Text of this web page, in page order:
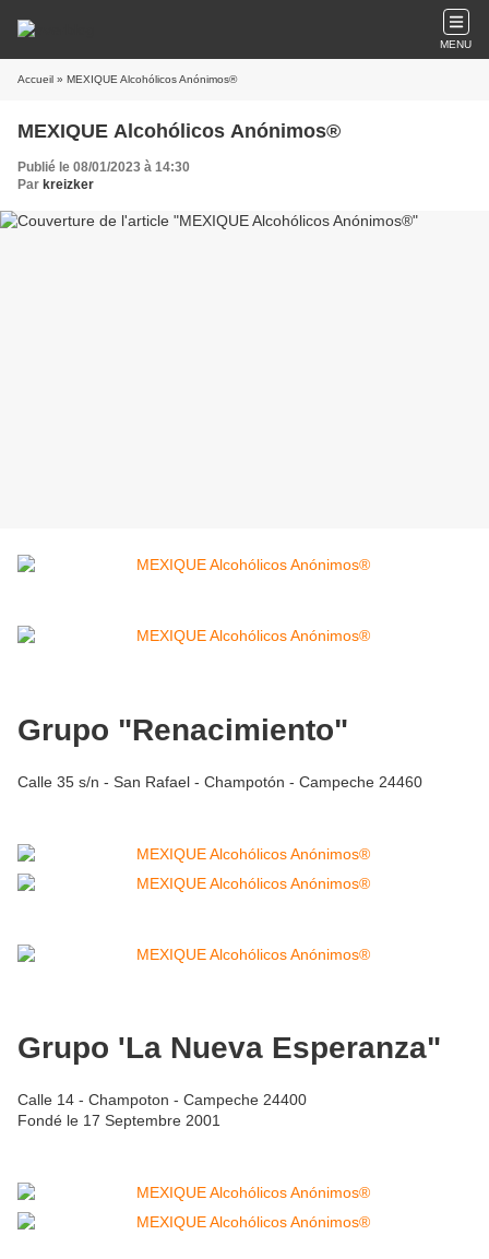
MENU
Accueil » MEXIQUE Alcohólicos Anónimos®
MEXIQUE Alcohólicos Anónimos®
Publié le 08/01/2023 à 14:30
Par kreizker
Grupo "Renacimiento"
Calle 35 s/n - San Rafael - Champotón - Campeche 24460
Grupo 'La Nueva Esperanza"
Calle 14 - Champoton - Campeche 24400
Fondé le 17 Septembre 2001